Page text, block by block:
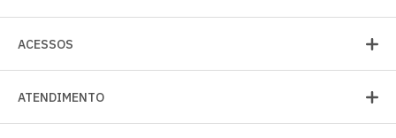
ACESSOS
ATENDIMENTO